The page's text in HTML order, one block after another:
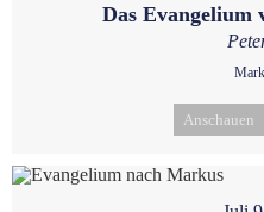
Das Evangelium
Anschauen